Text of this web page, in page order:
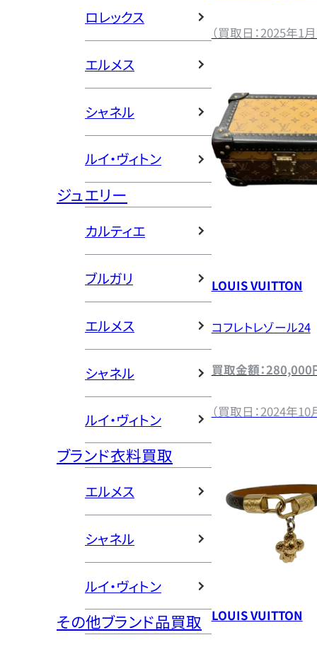
ロレックス
エルメス
シャネル
ルイ・ヴィトン
ジュエリー
カルティエ
ブルガリ
エルメス
シャネル
ルイ・ヴィトン
ブランド衣料買取
エルメス
シャネル
ルイ・ヴィトン
その他ブランド品買取
（買取日：2025年1
LOUIS VUITTON
コフレトレゾール24
買取金額：280,000
（買取日：2024年10
LOUIS VUITTON